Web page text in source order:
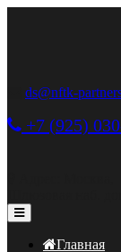
ds@nftk-
+7 (925)
Главная